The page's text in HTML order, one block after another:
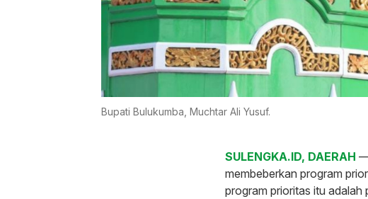
Bupati Bulukumba, Muchtar Ali Yusuf.
SULENGKA.ID, DAERAH —
membeberkan program
program prioritas itu adalah